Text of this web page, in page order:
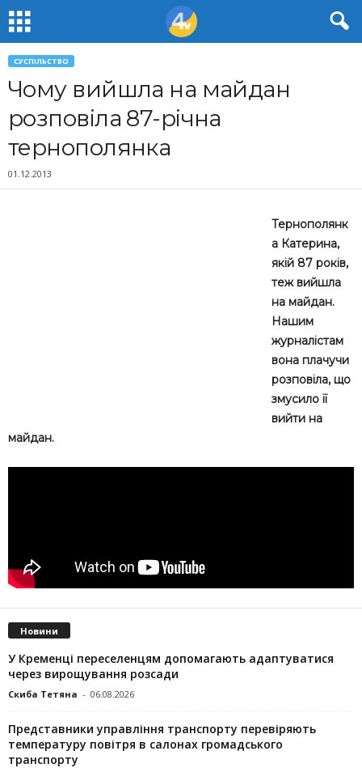
СУСПІЛЬСТВО
Чому вийшла на майдан
розповіла 87-річна
тернополянка
01.12.2013
Тернополянк
а Катерина,
якій 87 років,
теж вийшла
на майдан.
Нашим
журналістам
вона плачучи
розповіла, що
змусило її
вийти на
майдан.
Новини
У Кременці переселенцям допомагають адаптуватися
через вирощування розсади
Скиба Тетяна - 06.08.2026
Представники управління транспорту перевіряють
температуру повітря в салонах громадського
транспорту